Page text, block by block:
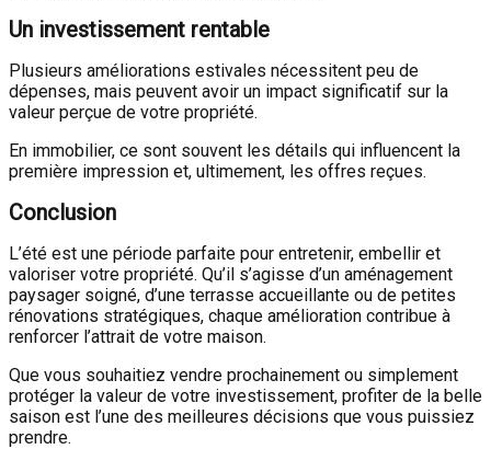
Un investissement rentable
Plusieurs améliorations estivales nécessitent peu de
dépenses, mais peuvent avoir un impact significatif sur la
valeur perçue de votre propriété.
En immobilier, ce sont souvent les détails qui influencent la
première impression et, ultimement, les offres reçues.
Conclusion
L’été est une période parfaite pour entretenir, embellir et
valoriser votre propriété. Qu’il s’agisse d’un aménagement
paysager soigné, d’une terrasse accueillante ou de petites
rénovations stratégiques, chaque amélioration contribue à
renforcer l’attrait de votre maison.
Que vous souhaitiez vendre prochainement ou simplement
protéger la valeur de votre investissement, profiter de la belle
saison est l’une des meilleures décisions que vous puissiez
prendre.